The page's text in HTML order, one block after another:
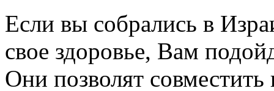
Если вы собрались в
свое здоровье, Вам
Они позволят